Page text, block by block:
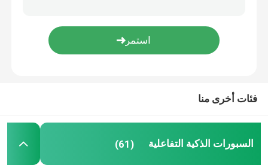
سمارت بورد ستاند
قلم السبورة الذكية التفاعلية
فئات أخرى منا
السبورات الذكية التفاعلية (61)